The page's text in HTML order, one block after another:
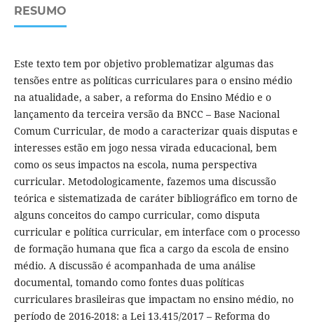
RESUMO
Este texto tem por objetivo problematizar algumas das
tensões entre as políticas curriculares para o ensino médio
na atualidade, a saber, a reforma do Ensino Médio e o
lançamento da terceira versão da BNCC – Base Nacional
Comum Curricular, de modo a caracterizar quais disputas e
interesses estão em jogo nessa virada educacional, bem
como os seus impactos na escola, numa perspectiva
curricular. Metodologicamente, fazemos uma discussão
teórica e sistematizada de caráter bibliográfico em torno de
alguns conceitos do campo curricular, como disputa
curricular e política curricular, em interface com o processo
de formação humana que fica a cargo da escola de ensino
médio. A discussão é acompanhada de uma análise
documental, tomando como fontes duas políticas
curriculares brasileiras que impactam no ensino médio, no
período de 2016-2018: a Lei 13.415/2017 – Reforma do